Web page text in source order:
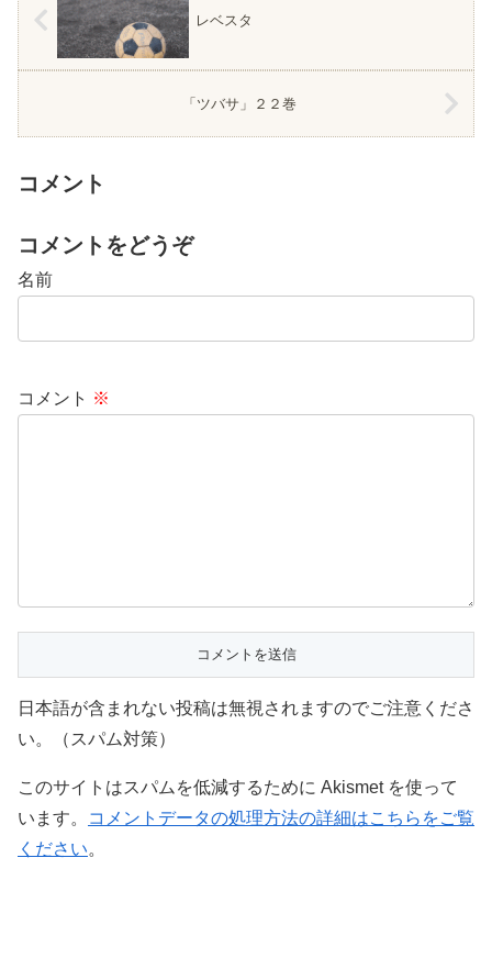
レベスタ
「ツバサ」２２巻
コメント
コメントをどうぞ
名前
コメント ※
日本語が含まれない投稿は無視されますのでご注意くださ
い。（スパム対策）
このサイトはスパムを低減するために Akismet を使って
います。
コメントデータの処理方法の詳細はこちらをご覧
ください。